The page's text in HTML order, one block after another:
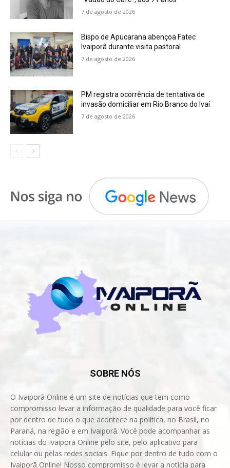
7 de agosto de 2026
Bispo de Apucarana abençoa Fatec
Ivaiporã durante visita pastoral
7 de agosto de 2026
PM registra ocorrência de tentativa de
invasão domiciliar em Rio Branco do Ivaí
7 de agosto de 2026
SOBRE NÓS
O Ivaiporã Online é um site de notícias que tem como
compromisso levar a informação de qualidade para você ficar
por dentro de tudo o que acontece na política, no Brasil, no
Paraná, na região e em Ivaiporã. Você pode acompanhar as
notícias do Ivaiporã Online pelo site, pelo aplicativo para
celular ou pelas redes sociais. Fique por dentro de tudo com o
Ivaiporã Online! Nosso compromisso é levar a notícia para